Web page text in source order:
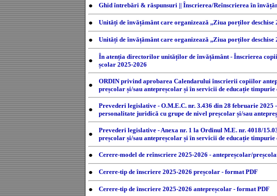
● Ghid întrebări & răspunsuri || Înscrierea/Reînscrierea în
● Unități de învățământ care organizează ,,Ziua porților
● Unități de învățământ care organizează ,,Ziua porților
● În atenția directorilor unităților de învățământ - Înscrierea
școlar 2025-2026
● ORDIN privind aprobarea Calendarului înscrierii copiilor
preșcolar și/sau antepreșcolar și în servicii de educație timpurie
● Prevederi legislative - O.M.E.C. nr. 3.436 din 28 februarie
personalitate juridică cu grupe de nivel preșcolar și/sau
● Prevederi legislative - Anexa nr. 1 la Ordinul M.E. nr. 4018/
preșcolar și/sau antepreșcolar și în servicii de educație
● Cerere-model de reînscriere 2025-2026 - antepreșcolar/
● Cerere-tip de înscriere 2025-2026 preșcolar - format PDF
● Cerere-tip de înscriere 2025-2026 antepreșcolar - format PDF